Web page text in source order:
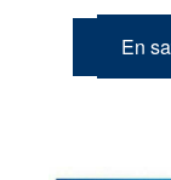
En